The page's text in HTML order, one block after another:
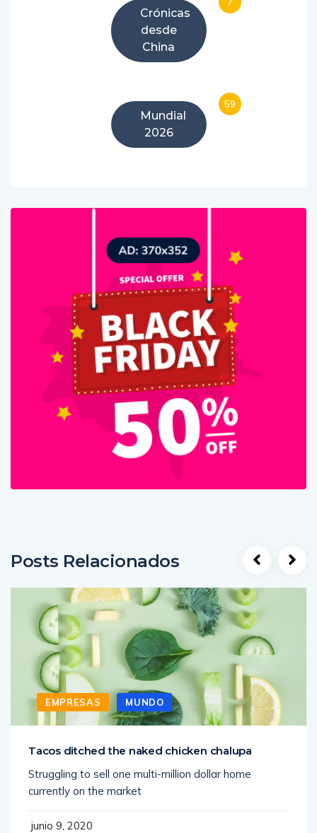
Crónicas
desde
China
7
Mundial
2026
59
Posts Relacionados
EMPRESAS MUNDO
Tacos ditched the naked chicken chalupa
Struggling to sell one multi-million dollar home
currently on the market
junio 9, 2020